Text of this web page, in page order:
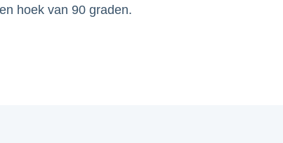
hoek van 90 graden.